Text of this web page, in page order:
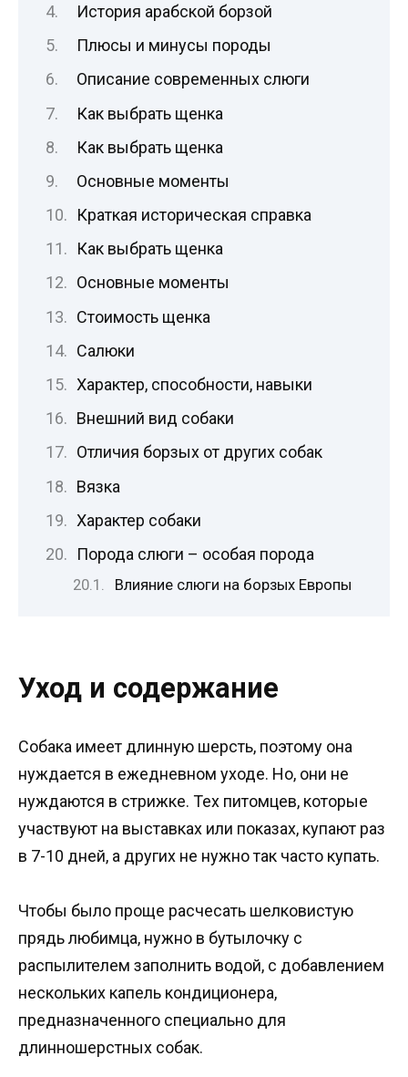
История арабской борзой
Плюсы и минусы породы
Описание современных слюги
Как выбрать щенка
Как выбрать щенка
Основные моменты
Краткая историческая справка
Как выбрать щенка
Основные моменты
Стоимость щенка
Салюки
Характер, способности, навыки
Внешний вид собаки
Отличия борзых от других собак
Вязка
Характер собаки
Порода слюги – особая порода
Влияние слюги на борзых Европы
Уход и содержание
Собака имеет длинную шерсть, поэтому она
нуждается в ежедневном уходе. Но, они не
нуждаются в стрижке. Тех питомцев, которые
участвуют на выставках или показах, купают раз
в 7-10 дней, а других не нужно так часто купать.
Чтобы было проще расчесать шелковистую
прядь любимца, нужно в бутылочку с
распылителем заполнить водой, с добавлением
нескольких капель кондиционера,
предназначенного специально для
длинношерстных собак.